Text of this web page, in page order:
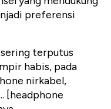
preferensi
terputus
habis, pada
nirkabel,
[headphone